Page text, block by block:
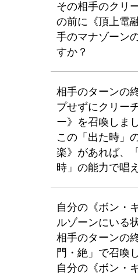
その相手のクリ
の前に《頂上電
手のマナゾーン
すか？
相手のターンの
プせずにクリー
ー》を召喚しま
この「出た時」
楽》があれば、
時」の能力で唱
自分の《ボン・
ルゾーンにいる
相手のターンの
門・絶」で召喚
自分の《ボン・